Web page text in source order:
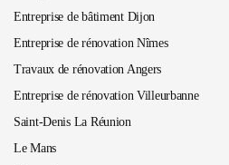
Entreprise de bâtiment Dijon
Entreprise de rénovation Nîmes
Travaux de rénovation Angers
Entreprise de rénovation Villeurbanne
Saint-Denis La Réunion
Le Mans